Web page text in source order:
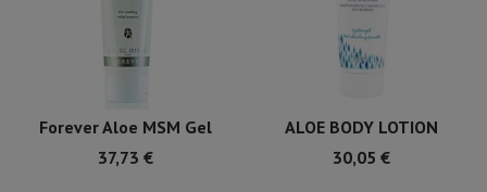
Forever Aloe MSM Gel
37,73 €
ALOE BODY LOTION
30,05€